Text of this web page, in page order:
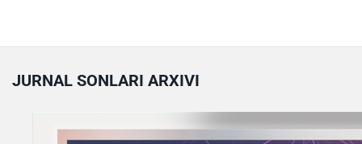
JURNAL SONLARI ARXIVI